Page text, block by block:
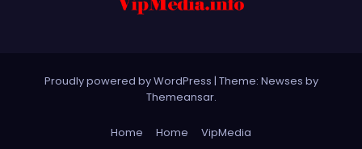
Proudly powered by WordPress | Theme: Newses by
Themeansar.
Home Home VipMedia